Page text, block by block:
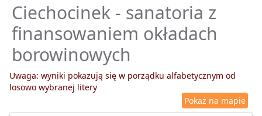
Ciechocinek - sanatoria z
finansowaniem okładach
borowinowych
Uwaga: wyniki pokazują się w porządku alfabetycznym od
losowo wybranej litery
Pokaż na mapie